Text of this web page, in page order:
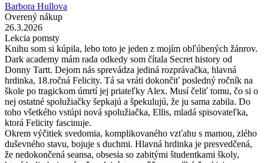
Barbora Hullova
Overený nákup
26.3.2026
Lekcia pomsty
Knihu som si kúpila, lebo toto je jeden z mojím obľúbených žánrov.
Dark academy mám rada odkedy som čítala Secret history od
Donny Tartt. Dejom nás sprevádza jediná rozprávačka, hlavná
hrdinka, 18.ročná Felicity. Tá sa vráti dokončiť posledný ročník na
škole po tragickom úmrtí jej priateľky Alex. Musí čeliť tomu, čo si o
nej ostatné spolužiačky šepkajú a špekulujú, že ju sama zabila. Do
toho všetkého vstúpi nová spolužiačka, Ellis, mladá spisovateľka,
ktorá Felicity fascinuje.
Okrem výčitiek svedomia, komplikovaného vzťahu s mamou, zlého
duševného stavu, bojuje s duchmi. Hlavná hrdinka je presvedčená,
že nedokončená seansa, obsesia so zabitými študentkami školy,